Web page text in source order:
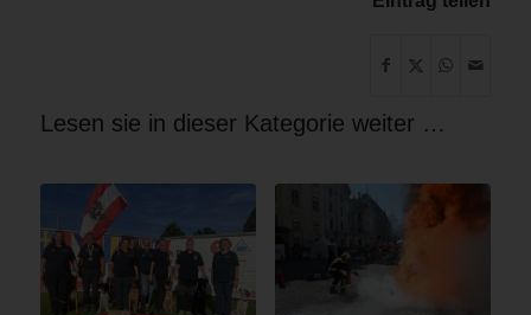
Lesen sie in dieser Kategorie weiter …